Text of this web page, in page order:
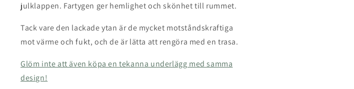
julklappen. Fartygen ger hemlighet och skönhet till rummet.
Tack vare den lackade ytan är de mycket motståndskraftiga
mot värme och fukt, och de är lätta att rengöra med en trasa.
Glöm inte att även köpa en tekanna underlägg med samma
design!